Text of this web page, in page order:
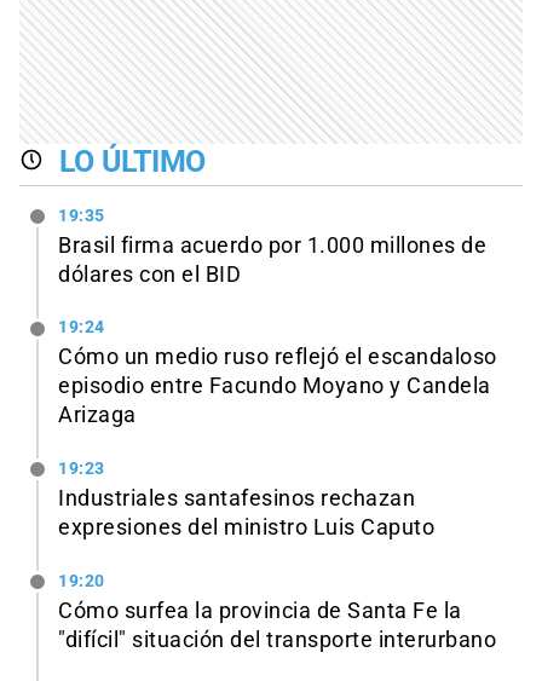
LO ÚLTIMO
19:35
Brasil firma acuerdo por 1.000 millones de
dólares con el BID
19:24
Cómo un medio ruso reflejó el escandaloso
episodio entre Facundo Moyano y Candela
Arizaga
19:23
Industriales santafesinos rechazan
expresiones del ministro Luis Caputo
19:20
Cómo surfea la provincia de Santa Fe la
"difícil" situación del transporte interurbano